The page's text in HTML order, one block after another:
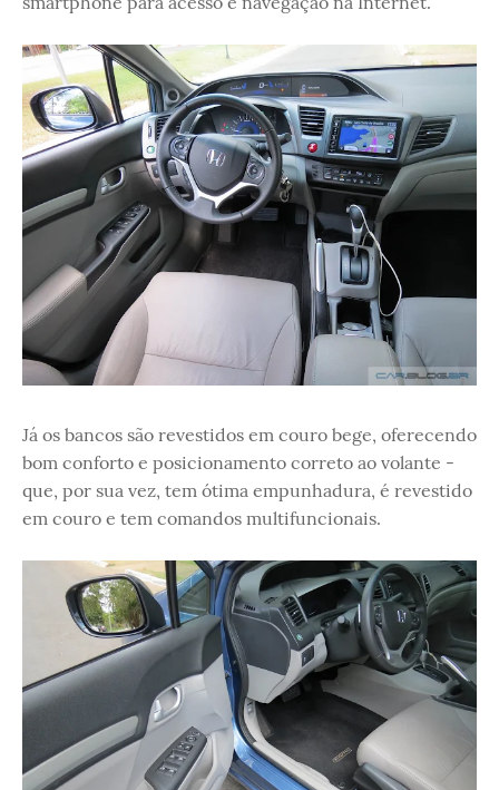
Já os bancos são revestidos em couro bege, oferecendo
bom conforto e posicionamento correto ao volante -
que, por sua vez, tem ótima empunhadura, é revestido
em couro e tem comandos multifuncionais.